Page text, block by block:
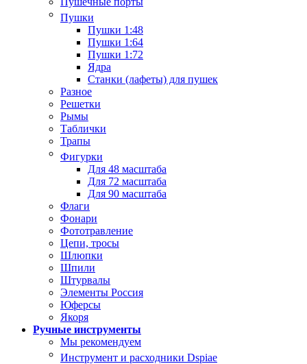
Пушки
Пушки 1:48
Пушки 1:64
Пушки 1:72
Ядра
Станки (лафеты) для пушек
Разное
Решетки
Рымы
Таблички
Трапы
Фигурки
Для 48 масштаба
Для 72 масштаба
Для 90 масштаба
Флаги
Фонари
Фототравление
Цепи, тросы
Шлюпки
Шпили
Штурвалы
Элементы Россия
Юферсы
Якоря
Ручные инструменты
Мы рекомендуем
Инструмент и расходники Dspiae